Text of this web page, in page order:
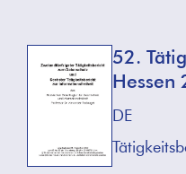
52.
Hessen
DE